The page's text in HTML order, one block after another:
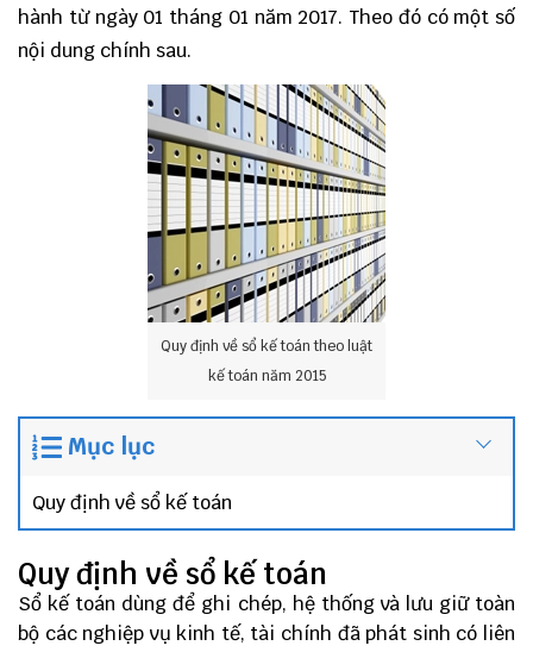
hành từ ngày 01 tháng 01 năm 2017. Theo đó có một số
nội dung chính sau.
Quy định về sổ kế toán theo luật
kế toán năm 2015
Mục lục
Quy định về sổ kế toán
Quy định về sổ kế toán
Sổ kế toán dùng để ghi chép, hệ thống và lưu giữ toàn
bộ các nghiệp vụ kinh tế, tài chính đã phát sinh có liên